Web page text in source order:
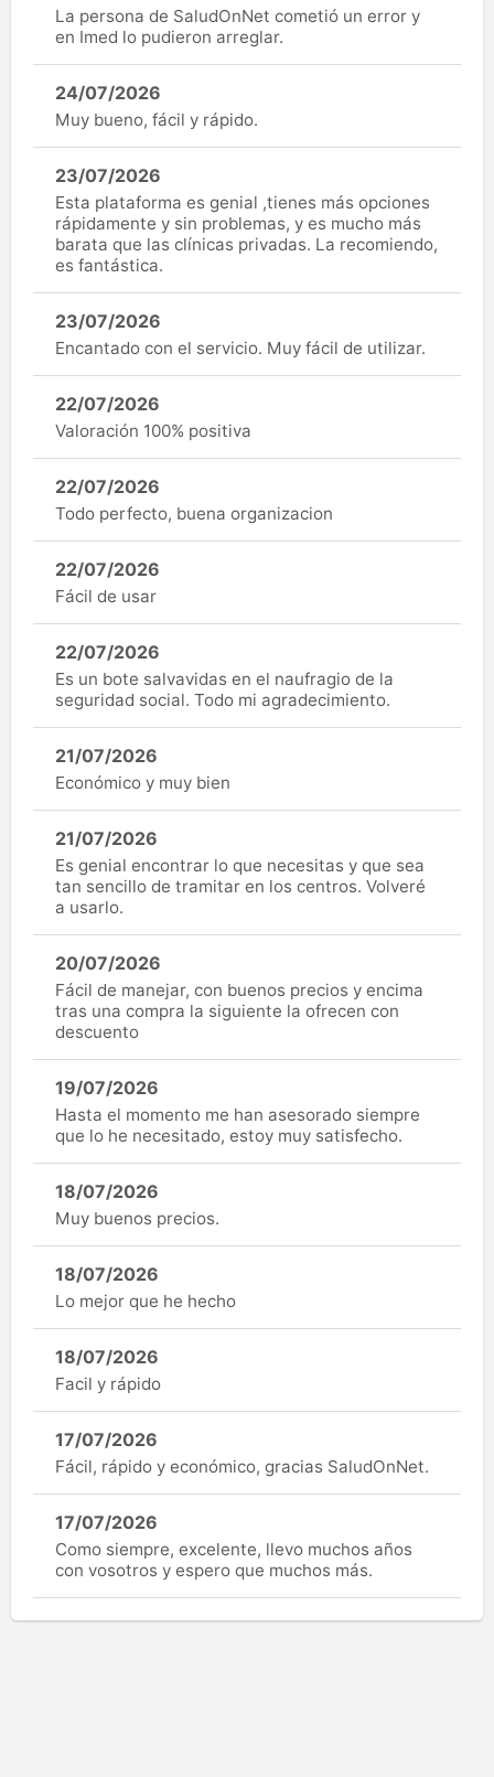
La persona de SaludOnNet cometió un error y
en Imed lo pudieron arreglar.
24/07/2026
Muy bueno, fácil y rápido.
23/07/2026
Esta plataforma es genial ,tienes más opciones
rápidamente y sin problemas, y es mucho más
barata que las clínicas privadas. La recomiendo,
es fantástica.
23/07/2026
Encantado con el servicio. Muy fácil de utilizar.
22/07/2026
Valoración 100% positiva
22/07/2026
Todo perfecto, buena organizacion
22/07/2026
Fácil de usar
22/07/2026
Es un bote salvavidas en el naufragio de la
seguridad social. Todo mi agradecimiento.
21/07/2026
Económico y muy bien
21/07/2026
Es genial encontrar lo que necesitas y que sea
tan sencillo de tramitar en los centros. Volveré
a usarlo.
20/07/2026
Fácil de manejar, con buenos precios y encima
tras una compra la siguiente la ofrecen con
descuento
19/07/2026
Hasta el momento me han asesorado siempre
que lo he necesitado, estoy muy satisfecho.
18/07/2026
Muy buenos precios.
18/07/2026
Lo mejor que he hecho
18/07/2026
Facil y rápido
17/07/2026
Fácil, rápido y económico, gracias SaludOnNet.
17/07/2026
Como siempre, excelente, llevo muchos años
con vosotros y espero que muchos más.